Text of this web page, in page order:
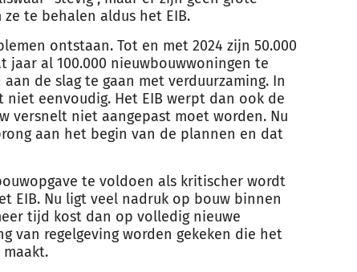
te behalen aldus het EIB.
ontstaan. Tot en met 2024 zijn 50.000
jaar al 100.000 nieuwbouwwoningen te
de slag te gaan met verduurzaming. In
eenvoudig. Het EIB werpt dan ook de
versnelt niet aangepast moet worden. Nu
aan het begin van de plannen en dat
opgave te voldoen als kritischer wordt
EIB. Nu ligt veel nadruk op bouw binnen
tijd kost dan op volledig nieuwe
van regelgeving worden gekeken die het